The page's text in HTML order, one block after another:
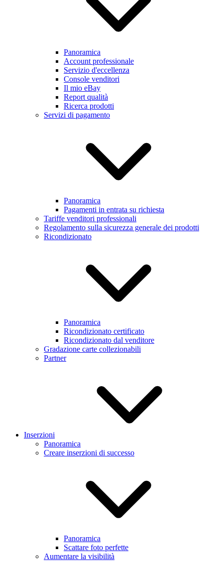
Panoramica
Account professionale
Servizio d'eccellenza
Console venditori
Il mio eBay
Report qualità
Ricerca prodotti
Servizi di pagamento
Panoramica
Pagamenti in entrata su richiesta
Tariffe venditori professionali
Regolamento sulla sicurezza generale dei prodotti
Ricondizionato
Panoramica
Ricondizionato certificato
Ricondizionato dal venditore
Gradazione carte collezionabili
Partner
Inserzioni
Panoramica
Creare inserzioni di successo
Panoramica
Scattare foto perfette
Aumentare la visibilità